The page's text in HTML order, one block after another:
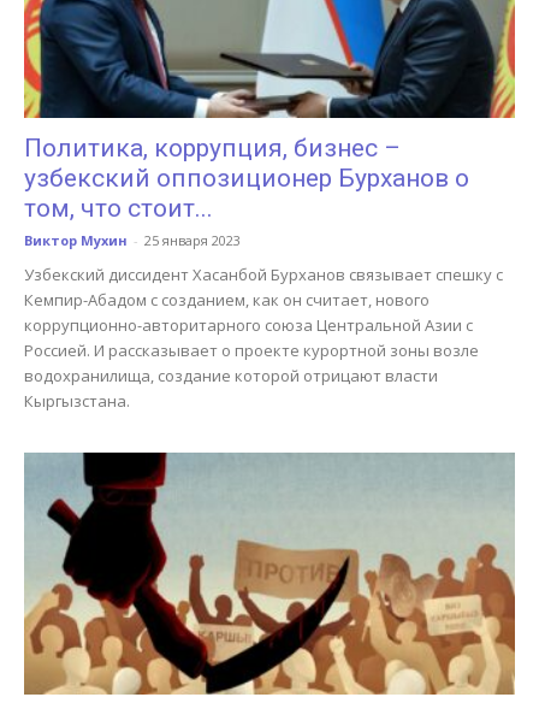
Политика, коррупция, бизнес –
узбекский оппозиционер Бурханов о
том, что стоит...
Виктор Мухин - 25 января 2023
Узбекский диссидент Хасанбой Бурханов связывает спешку с
Кемпир-Абадом с созданием, как он считает, нового
коррупционно-авторитарного союза Центральной Азии с
Россией. И рассказывает о проекте курортной зоны возле
водохранилища, создание которой отрицают власти
Кыргызстана.